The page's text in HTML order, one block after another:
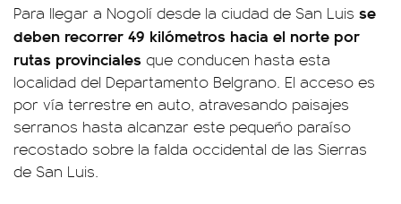
Para llegar a Nogolí desde la ciudad de San Luis se
deben recorrer 49 kilómetros hacia el norte por
rutas provinciales que conducen hasta esta
localidad del Departamento Belgrano. El acceso es
por vía terrestre en auto, atravesando paisajes
serranos hasta alcanzar este pequeño paraíso
recostado sobre la falda occidental de las Sierras
de San Luis.